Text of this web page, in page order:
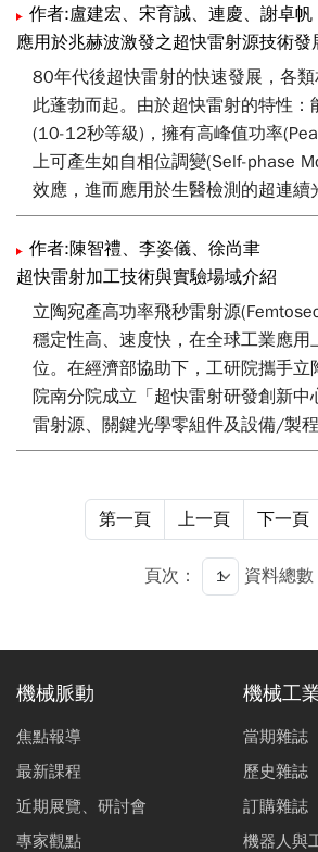
使得基板製造為當前碳化矽功率模組
成本來源（ 約 50%）。本文將介紹
圓之雷射切片技術，闡述雷射改質碳
損及高品質之碳化矽雷射切 片生產
之取得提供一高效、高速及低成本之
供全球業者獲得碳 化矽基板之先進
作者:盧建宏、宋育誠、連慶、謝卓帆
應用於兆赫波激發之超快雷射源技術發
80年代後超快雷射的快速發展，各
此蓬勃而起。由於超快雷射的特性：
(10-12秒等級)，擁有高峰值功率
上可產生如自相位調變(Self-phase
效應，進而應用於生醫檢測的超連續
天線產生應用於環境氣體檢測、影像
(Terahertz)，其具有高度穿透性且對
關產品可應用於安全檢測、材料檢測
其中高能光纖飛秒雷射模組、高靈敏
體儲存單元，未來上述都將有機會以
開發出高準確暨高效率優勢的兆赫波
作者:陳智禮、李姿儀、徐尚聿
超快雷射加工技術與實驗場域介紹
立陶宛產高功率飛秒雷射源
穩定性高、速度快，在全球工業應用
位。在經濟部協助下，工研院攜手立
院南分院成立「超快雷射研發創新
雷射源、關鍵光學零組件及設備/製
雷射源中，飛秒雷射的因脈衝更短
程、半導體晶圓製程、5G精微電路
精密加工應用的相關產業上具有極大
以立陶宛飛秒雷射源搭配工研院光學
表面選擇性加工製程技術，其主要可
箔雷射成型技術。
第一頁 上一頁 下一頁
頁次： 資料總數
機械脈動
焦點報導
最新課程
近期展覽、研討會
專家觀點
機械工
當期雜誌
歷史雜誌
訂購雜誌
機器人與